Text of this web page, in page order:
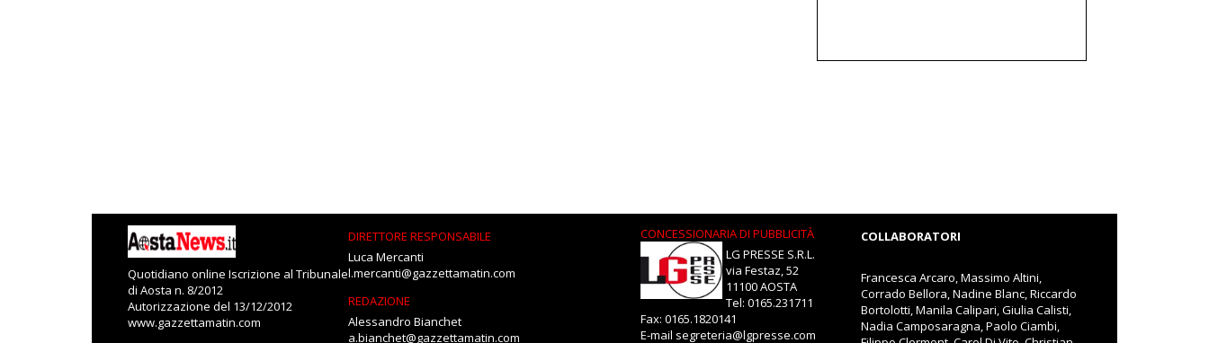
Quotidiano online Iscrizione al Tribunale
di Aosta n. 8/2012
Autorizzazione del 13/12/2012
www.gazzettamatin.com
DIRETTORE RESPONSABILE
Luca Mercanti
l.mercanti@gazzettamatin.com
REDAZIONE
Alessandro Bianchet
a.bianchet@gazzettamatin.com
CONCESSIONARIA DI PUBBLICITÀ
LG PRESSE S.R.L.
via Festaz, 52
11100 AOSTA
Tel: 0165.231711
Fax: 0165.1820141
E-mail segreteria@lgpresse.com
COLLABORATORI
Francesca Arcaro, Massimo Altini,
Corrado Bellora, Nadine Blanc, Riccardo
Bortolotti, Manila Calipari, Giulia Calisti,
Nadia Camposaragna, Paolo Ciambi,